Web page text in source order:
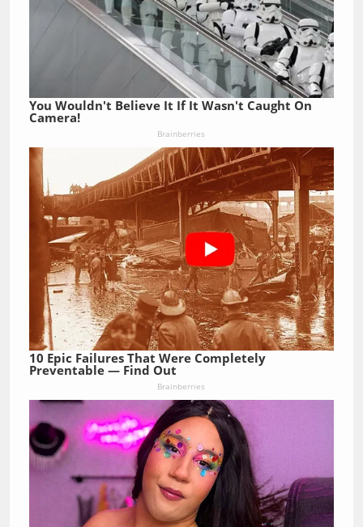
You Wouldn't Believe It If It Wasn't Caught On
Camera!
Brainberries
10 Epic Failures That Were Completely
Preventable — Find Out
Brainberries